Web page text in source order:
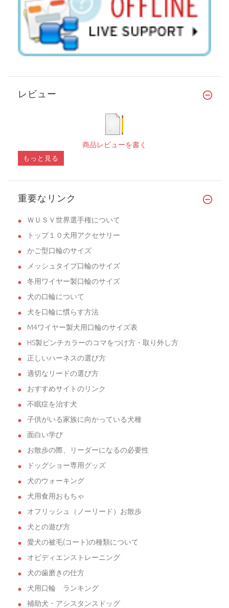
レビュー
商品レビューを書く
もっと見る
重要なリンク
ＷＵＳＶ世界選手権について
トップ１０犬用アクセサリー
かご型口輪のサイズ
メッシュタイプ口輪のサイズ
冬用ワイヤー製口輪のサイズ
犬の口輪について
犬を口輪に慣らす方法
M4ワイヤー製犬用口輪のサイズ表
HS製ピンチカラーのコマをつけ方・取り外し方
正しいハーネスの選び方
適切なリードの選び方
おすすめサイトのリンク
不眠症を治す犬
子供がいる家族に向かっている犬種
面白い学び
お散歩の際、リーダーになるの必要性
ドッグショー専用グッズ
犬のウォーキング
犬用食用おもちゃ
オフリッシュ（ノーリード）お散歩
犬との遊び方
愛犬の被毛(コート)の種類について
オビディエンストレーニング
犬の歯磨きの仕方
犬用口輪 ランキング
補助犬・アシスタンスドッグ